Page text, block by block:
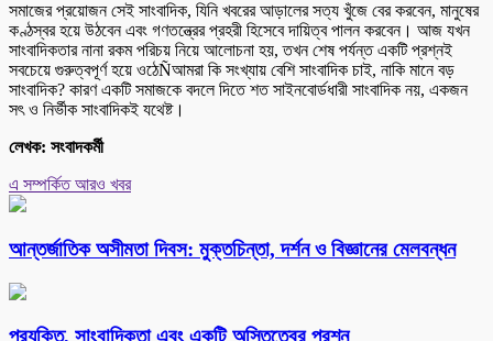
সমাজের প্রয়োজন সেই সাংবাদিক, যিনি খবরের আড়ালের সত্য খুঁজে বের করবেন, মানুষের
কণ্ঠস্বর হয়ে উঠবেন এবং গণতন্ত্রের প্রহরী হিসেবে দায়িত্ব পালন করবেন। আজ যখন
সাংবাদিকতার নানা রকম পরিচয় নিয়ে আলোচনা হয়, তখন শেষ পর্যন্ত একটি প্রশ্নই
সবচেয়ে গুরুত্বপূর্ণ হয়ে ওঠেÑআমরা কি সংখ্যায় বেশি সাংবাদিক চাই, নাকি মানে বড়
সাংবাদিক? কারণ একটি সমাজকে বদলে দিতে শত সাইনবোর্ডধারী সাংবাদিক নয়, একজন
সৎ ও নির্ভীক সাংবাদিকই যথেষ্ট।
লেখক: সংবাদকর্মী
এ সম্পর্কিত আরও খবর
আন্তর্জাতিক অসীমতা দিবস: মুক্তচিন্তা, দর্শন ও বিজ্ঞানের মেলবন্ধন